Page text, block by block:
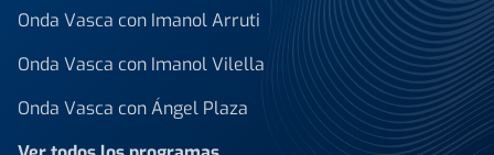
Onda Vasca con Imanol Arruti
Onda Vasca con Imanol Vilella
Onda Vasca con Ángel Plaza